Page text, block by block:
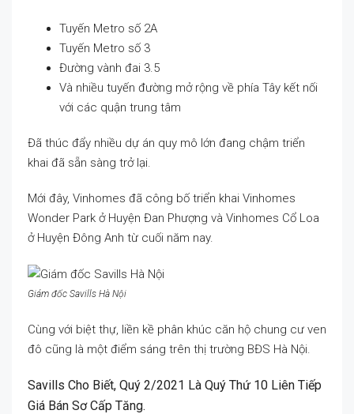
Tuyến Metro số 2A
Tuyến Metro số 3
Đường vành đai 3.5
Và nhiều tuyến đường mở rộng về phía Tây kết nối
với các quận trung tâm
Đã thúc đẩy nhiều dự án quy mô lớn đang chậm triển
khai đã sẵn sàng trở lại.
Mới đây, Vinhomes đã công bố triển khai Vinhomes
Wonder Park ở Huyện Đan Phượng và Vinhomes Cổ Loa
ở Huyện Đông Anh từ cuối năm nay.
Giám đốc Savills Hà Nội
Cùng với biệt thự, liền kề phân khúc căn hộ chung cư ven
đô cũng là một điểm sáng trên thị trường BĐS Hà Nội.
Savills Cho Biết, Quý 2/2021 Là Quý Thứ 10 Liên Tiếp
Giá Bán Sơ Cấp Tăng.